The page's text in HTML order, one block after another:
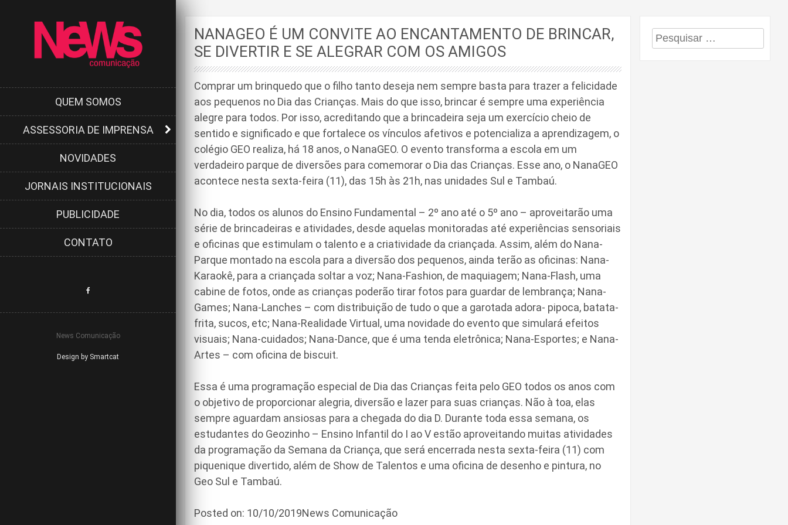
QUEM SOMOS
ASSESSORIA DE IMPRENSA
NOVIDADES
JORNAIS INSTITUCIONAIS
PUBLICIDADE
CONTATO
News Comunicação
Design by Smartcat
NANAGEO É UM CONVITE AO ENCANTAMENTO DE BRINCAR,
SE DIVERTIR E SE ALEGRAR COM OS AMIGOS
Comprar um brinquedo que o filho tanto deseja nem sempre basta para trazer a felicidade
aos pequenos no Dia das Crianças. Mais do que isso, brincar é sempre uma experiência
alegre para todos. Por isso, acreditando que a brincadeira seja um exercício cheio de
sentido e significado e que fortalece os vínculos afetivos e potencializa a aprendizagem, o
colégio GEO realiza, há 18 anos, o NanaGEO. O evento transforma a escola em um
verdadeiro parque de diversões para comemorar o Dia das Crianças. Esse ano, o NanaGEO
acontece nesta sexta-feira (11), das 15h às 21h, nas unidades Sul e Tambaú.
No dia, todos os alunos do Ensino Fundamental – 2º ano até o 5º ano – aproveitarão uma
série de brincadeiras e atividades, desde aquelas monitoradas até experiências sensoriais
e oficinas que estimulam o talento e a criatividade da criançada. Assim, além do Nana-
Parque montado na escola para a diversão dos pequenos, ainda terão as oficinas: Nana-
Karaokê, para a criançada soltar a voz; Nana-Fashion, de maquiagem; Nana-Flash, uma
cabine de fotos, onde as crianças poderão tirar fotos para guardar de lembrança; Nana-
Games; Nana-Lanches – com distribuição de tudo o que a garotada adora- pipoca, batata-
frita, sucos, etc; Nana-Realidade Virtual, uma novidade do evento que simulará efeitos
visuais; Nana-cuidados; Nana-Dance, que é uma tenda eletrônica; Nana-Esportes; e Nana-
Artes – com oficina de biscuit.
Essa é uma programação especial de Dia das Crianças feita pelo GEO todos os anos com
o objetivo de proporcionar alegria, diversão e lazer para suas crianças. Não à toa, elas
sempre aguardam ansiosas para a chegada do dia D. Durante toda essa semana, os
estudantes do Geozinho – Ensino Infantil do I ao V estão aproveitando muitas atividades
da programação da Semana da Criança, que será encerrada nesta sexta-feira (11) com
piquenique divertido, além de Show de Talentos e uma oficina de desenho e pintura, no
Geo Sul e Tambaú.
Posted on: 10/10/2019News Comunicação
Pesquisar
por: